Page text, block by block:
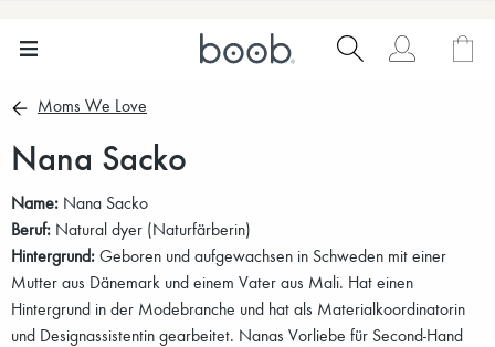
Moms We Love
Nana Sacko
Name: Nana Sacko
Beruf: Natural dyer (Naturfärberin)
Hintergrund: Geboren und aufgewachsen in Schweden mit einer
Mutter aus Dänemark und einem Vater aus Mali. Hat einen
Hintergrund in der Modebranche und hat als Materialkoordinatorin
und Designassistentin gearbeitet. Nanas Vorliebe für Second-Hand